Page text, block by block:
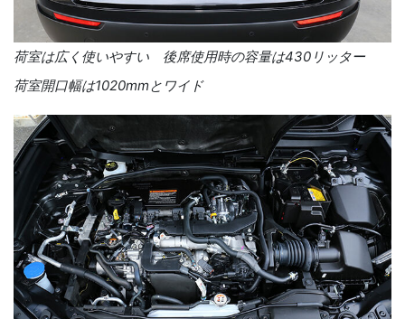
荷室は広く使いやすい 後席使用時の容量は430リッター
荷室開口幅は1020mmとワイド